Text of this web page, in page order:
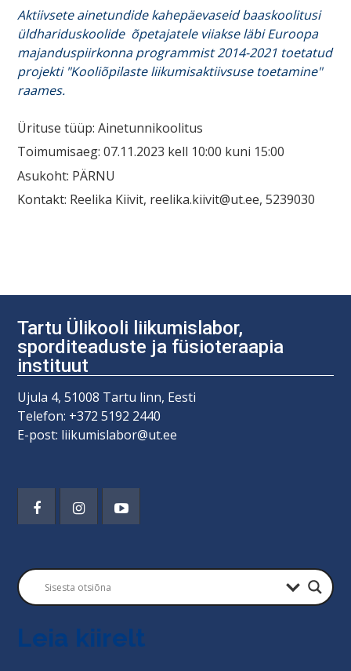
Aktiivsete ainetundide kahepäevaseid baaskoolitusi
üldhariduskoolide õpetajatele viiakse läbi Euroopa
majanduspiirkonna programmist 2014-2021 toetatud
projekti "Kooliõpilaste liikumisaktiivsuse toetamine"
raames.
Ürituse tüüp: Ainetunnikoolitus
Toimumisaeg: 07.11.2023 kell 10:00 kuni 15:00
Asukoht: PÄRNU
Kontakt: Reelika Kiivit, reelika.kiivit@ut.ee, 5239030
Tartu Ülikooli liikumislabor,
sporditeaduste ja füsioteraapia
instituut
Ujula 4, 51008 Tartu linn, Eesti
Telefon: +372 5192 2440
E-post: liikumislabor@ut.ee
Leia kiirelt